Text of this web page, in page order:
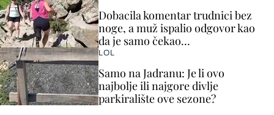
Dobacila komentar trudnici bez
noge, a muž ispalio odgovor kao
da je samo čekao…
LOL
Samo na Jadranu: Je li ovo
najbolje ili najgore divlje
parkiralište ove sezone?